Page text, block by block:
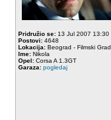
Pridružio se: 13 Jul 2007 13:30
Postovi: 4648
Lokacija: Beograd - Filmski Grad
Ime: Nikola
Opel: Corsa A 1.3GT
Garaza: pogledaj